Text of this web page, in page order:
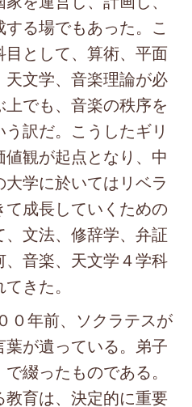
る場でもあった。こ
として、算術、平面
文学、音楽理論が必
でも、音楽の秩序を
訳だ。こうしたギリ
観が起点となり、中
学に於いてはリベラ
成長していくための
文法、修辞学、弁証
音楽、天文学４学科
きた。
年前、ソクラテスが
が遺っている。弟子
綴ったものである。
育は、決定的に重要